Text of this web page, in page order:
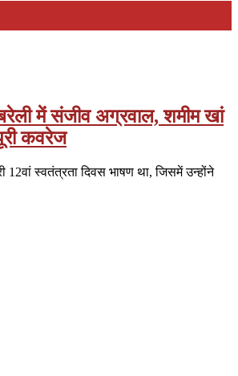
में संजीव अग्रवाल, शमीम खां
कवरेज
स्वतंत्रता दिवस भाषण था, जिसमें उन्होंने